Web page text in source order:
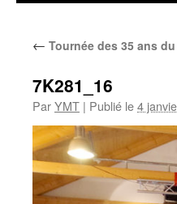
← Tournée des 35 ans
7K281_16
ParYMT | Publié le4